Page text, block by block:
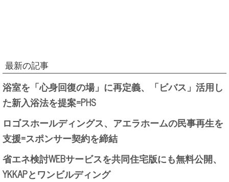
最新の記事
浴室を「心身回復の場」に再定義、「ビバス」活用し
た新入浴法を提案=PHS
ロゴスホールディングス、アエラホームの民事再生を
支援=スポンサー契約を締結
省エネ検討WEBサービスを共同住宅版にも無料公開、
YKKAPとワンビルディング